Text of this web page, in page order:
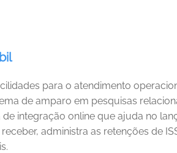
para o atendimento
de amparo em pesquisas
de integração online que ajuda no
administra as retenções de